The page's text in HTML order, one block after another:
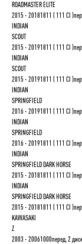
ROADMASTER ELITE
2015 - 20181811 ( 111 CI
INDIAN
SCOUT
2015 - 20191811 ( 111 CI
INDIAN
SCOUT
2015 - 20191811 ( 111 CI
INDIAN
SPRINGFIELD
2016 - 20191811 ( 111 CI
INDIAN
SPRINGFIELD
2016 - 20191811 ( 111 CI
INDIAN
SPRINGFIELD DARK HORSE
2015 - 20181811 ( 111 CI
INDIAN
SPRINGFIELD DARK HORSE
2015 - 20181811 ( 111 CI
KAWASAKI
Z
2003 - 20061000перед, 2